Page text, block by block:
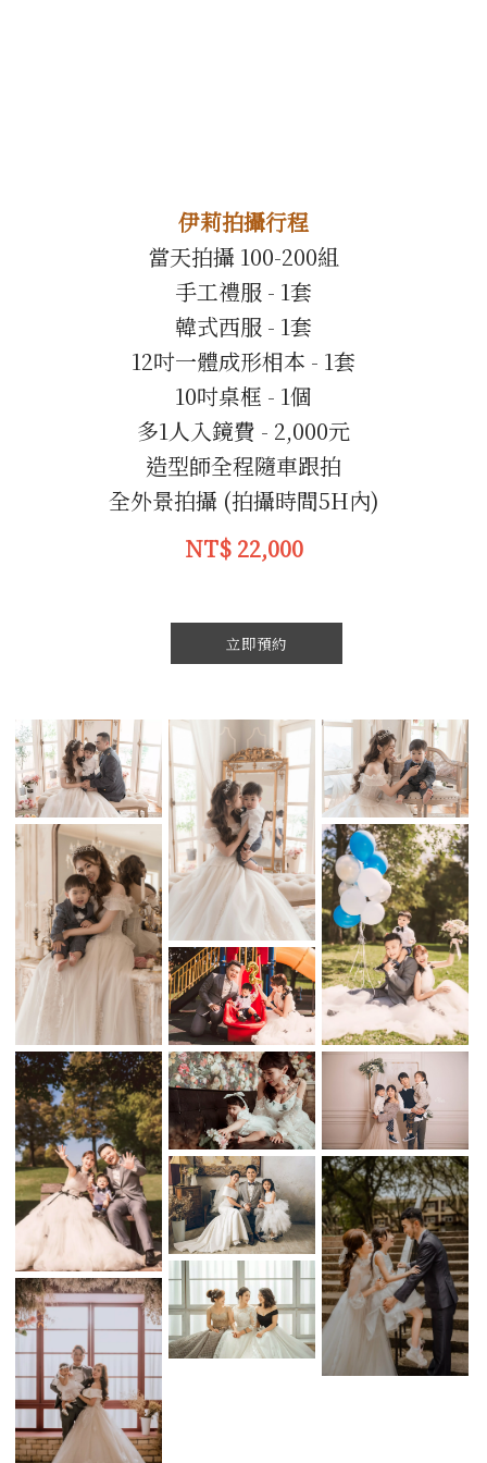
伊莉拍攝行程
當天拍攝 100-200組
手工禮服 - 1套
韓式西服 - 1套
12吋一體成形相本 - 1套
10吋桌框 - 1個
多1人入鏡費 - 2,000元
造型師全程隨車跟拍
全外景拍攝 (拍攝時間5H內)
NT$ 22,000
立即預約